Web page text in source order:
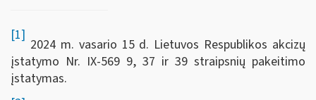
[1]
2024 m. vasario 15 d. Lietuvos Respublikos akcizų
įstatymo Nr. IX-569 9, 37 ir 39 straipsnių pakeitimo
įstatymas.